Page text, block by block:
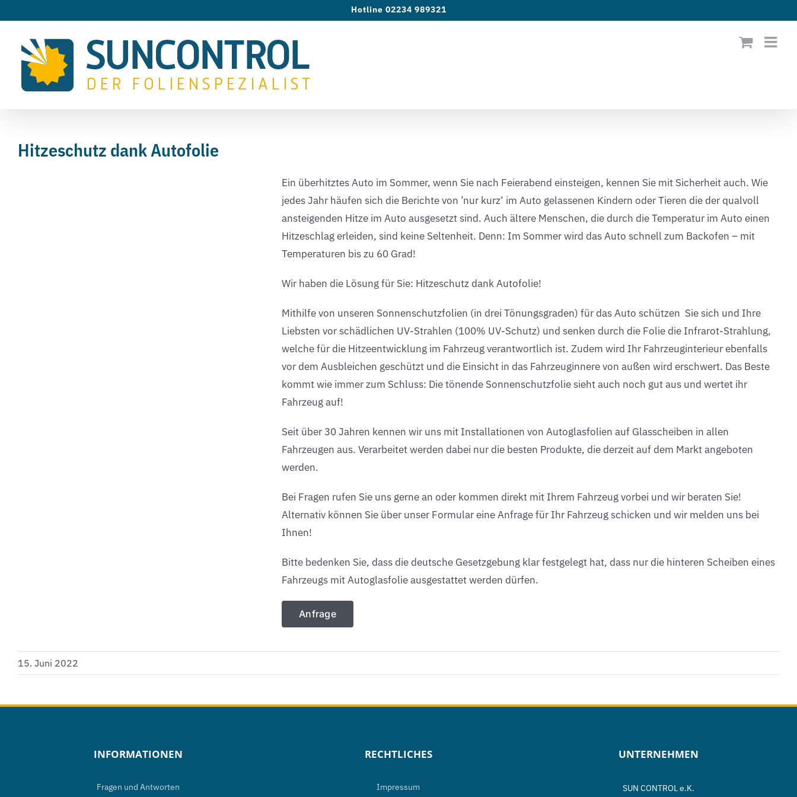
springen
Hotline 02234 989321
Hitzeschutz dank Autofolie
Ein überhitztes Auto im Sommer, wenn Sie nach Feierabend einsteigen, kennen Sie mit Sicherheit auch. Wie
jedes Jahr häufen sich die Berichte von ’nur kurz‘ im Auto gelassenen Kindern oder Tieren die der qualvoll
ansteigenden Hitze im Auto ausgesetzt sind. Auch ältere Menschen, die durch die Temperatur im Auto einen
Hitzeschlag erleiden, sind keine Seltenheit. Denn: Im Sommer wird das Auto schnell zum Backofen – mit
Temperaturen bis zu 60 Grad!
Wir haben die Lösung für Sie: Hitzeschutz dank Autofolie!
Mithilfe von unseren Sonnenschutzfolien (in drei Tönungsgraden) für das Auto schützen Sie sich und Ihre
Liebsten vor schädlichen UV-Strahlen (100% UV-Schutz) und senken durch die Folie die Infrarot-Strahlung,
welche für die Hitzeentwicklung im Fahrzeug verantwortlich ist. Zudem wird Ihr Fahrzeuginterieur ebenfalls
vor dem Ausbleichen geschützt und die Einsicht in das Fahrzeuginnere von außen wird erschwert. Das Beste
kommt wie immer zum Schluss: Die tönende Sonnenschutzfolie sieht auch noch gut aus und wertet ihr
Fahrzeug auf!
Seit über 30 Jahren kennen wir uns mit Installationen von Autoglasfolien auf Glasscheiben in allen
Fahrzeugen aus. Verarbeitet werden dabei nur die besten Produkte, die derzeit auf dem Markt angeboten
werden.
Bei Fragen rufen Sie uns gerne an oder kommen direkt mit Ihrem Fahrzeug vorbei und wir beraten Sie!
Alternativ können Sie über unser Formular eine Anfrage für Ihr Fahrzeug schicken und wir melden uns bei
Ihnen!
Bitte bedenken Sie, dass die deutsche Gesetzgebung klar festgelegt hat, dass nur die hinteren Scheiben eines
Fahrzeugs mit Autoglasfolie ausgestattet werden dürfen.
Anfrage
15. Juni 2022
INFORMATIONEN
Fragen und Antworten
RECHTLICHES
Impressum
UNTERNEHMEN
SUN CONTROL e.K.